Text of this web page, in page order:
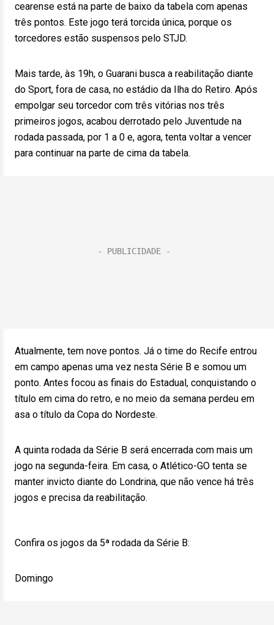
cearense está na parte de baixo da tabela com apenas
três pontos. Este jogo terá torcida única, porque os
torcedores estão suspensos pelo STJD.
Mais tarde, às 19h, o Guarani busca a reabilitação diante
do Sport, fora de casa, no estádio da Ilha do Retiro. Após
empolgar seu torcedor com três vitórias nos três
primeiros jogos, acabou derrotado pelo Juventude na
rodada passada, por 1 a 0 e, agora, tenta voltar a vencer
para continuar na parte de cima da tabela.
Atualmente, tem nove pontos. Já o time do Recife entrou
em campo apenas uma vez nesta Série B e somou um
ponto. Antes focou as finais do Estadual, conquistando o
título em cima do retro, e no meio da semana perdeu em
asa o título da Copa do Nordeste.
A quinta rodada da Série B será encerrada com mais um
jogo na segunda-feira. Em casa, o Atlético-GO tenta se
manter invicto diante do Londrina, que não vence há três
jogos e precisa da reabilitação.
Confira os jogos da 5ª rodada da Série B:
Domingo